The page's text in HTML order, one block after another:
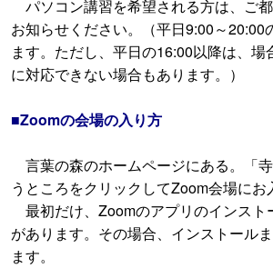
パソコン講習を希望される方は、ご
お知らせください。（平日9:00～20:00
ます。ただし、平日の16:00以降は、場
に対応できない場合もあります。）
■Zoomの会場の入り方
言葉の森のホームページにある。「
うところをクリックしてZoom会場にお
最初だけ、Zoomのアプリのインスト
があります。その場合、インストール
ます。